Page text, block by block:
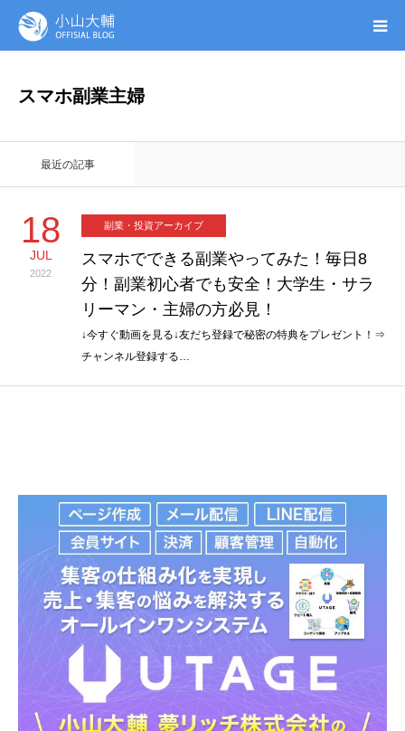
スマホ副業主婦
最近の記事
18
JUL
2022
副業・投資アーカイブ
スマホでできる副業やってみた！毎日8
分！副業初心者でも安全！大学生・サラ
リーマン・主婦の方必見！
↓今すぐ動画を見る↓友だち登録で秘密の特典をプレゼント！⇒
チャンネル登録する…
無料ガイドブック
オンシク本
プロフィール